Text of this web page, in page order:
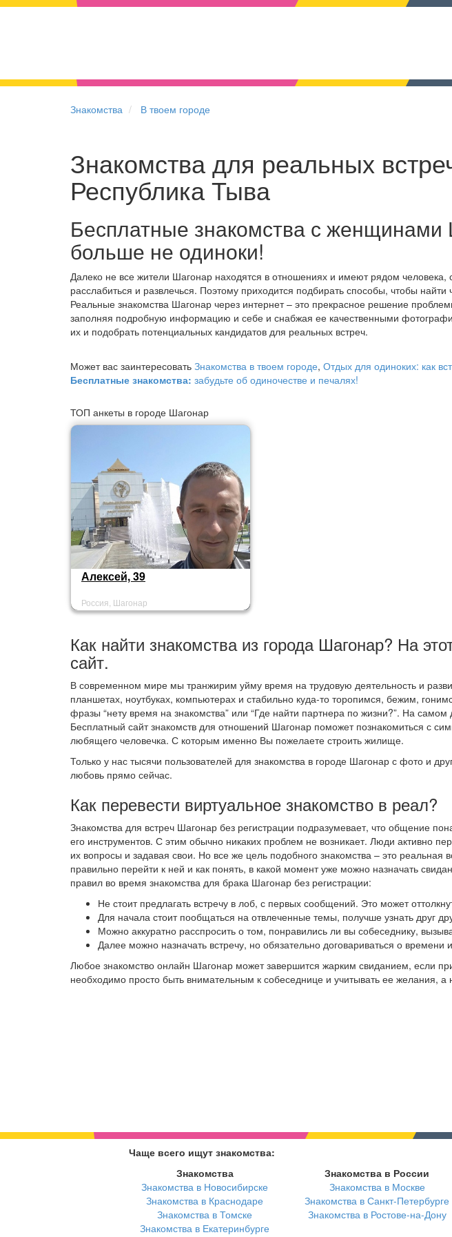
Знакомства В твоем городе
Знакомства для реальных
Республика Тыва
Бесплатные знакомства с
больше не одиноки!
Далеко не все жители Шагонар находятся в отношениях и имеют рядом
расслабиться и развлечься. Поэтому приходится подбирать способы, чтобы
Реальные знакомства Шагонар через интернет – это прекрасное решение
заполняя подробную информацию и себе и снабжая ее качественными
их и подобрать потенциальных кандидатов для реальных встреч.
Может вас заинтересовать Знакомства в твоем городе, Отдых для одиноких: как
Бесплатные знакомства: забудьте об одиночестве и печалях!
ТОП анкеты в городе Шагонар
Алексей, 39
Россия, Шагонар
Как найти знакомства из города Шагонар? На
сайт.
В современном мире мы транжирим уйму время на трудовую деятельность и
планшетах, ноутбуках, компьютерах и стабильно куда-то торопимся, бежим,
фразы “нету время на знакомства” или “Где найти партнера по жизни?”. На самом
Бесплатный сайт знакомств для отношений Шагонар поможет познакомиться с
любящего человечка. С которым именно Вы пожелаете строить жилище.
Только у нас тысячи пользователей для знакомства в городе Шагонар с фото и
любовь прямо сейчас.
Как перевести виртуальное знакомство в реал?
Знакомства для встреч Шагонар без регистрации подразумевает, что общение
его инструментов. С этим обычно никаких проблем не возникает. Люди активно
их вопросы и задавая свои. Но все же цель подобного знакомства – это реальная
правильно перейти к ней и как понять, в какой момент уже можно назначать
правил во время знакомства для брака Шагонар без регистрации:
Не стоит предлагать встречу в лоб, с первых сообщений. Это может
Для начала стоит пообщаться на отвлеченные темы, получше узнать друг
Можно аккуратно расспросить о том, понравились ли вы собеседнику,
Далее можно назначать встречу, но обязательно договариваться о
Любое знакомство онлайн Шагонар может завершится жарким свиданием, если
необходимо просто быть внимательным к собеседнице и учитывать ее желания, а
Чаще всего ищут знакомства:
Знакомства
Знакомства в Новосибирске
Знакомства в Краснодаре
Знакомства в Томске
Знакомства в Екатеринбурге
Знакомства в России
Знакомства в Москве
Знакомства в Санкт-Петербурге
Знакомства в Ростове-на-Дону